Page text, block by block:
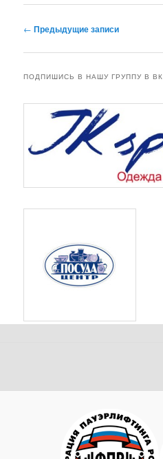
Навигация по записям
← Предыдущие записи
ПОДПИШИСЬ В НАШУ ГРУППУ В ВК